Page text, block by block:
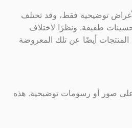
توضيحية فقط، وقد تختلف
طفيفة. ونظرًا لاختلاف
أيضًا عن تلك المعروضة
صور أو رسومات توضيحية. هذه